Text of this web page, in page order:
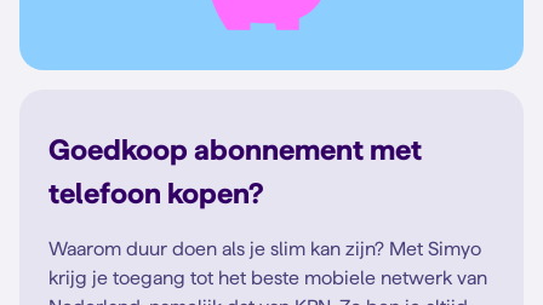
Goedkoop abonnement met
telefoon kopen?
Waarom duur doen als je slim kan zijn? Met Simyo
krijg je toegang tot het beste mobiele netwerk van